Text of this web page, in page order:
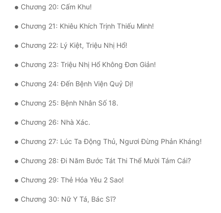
Tu Chân
Tu Tiên
Tội Phạm
Chương 20: Cấm Khu!
Chương 21: Khiêu Khích Trịnh Thiếu Minh!
Chương 22: Lý Kiệt, Triệu Nhị Hổ!
Chương 23: Triệu Nhị Hổ Không Đơn Giản!
Chương 24: Đến Bệnh Viện Quỷ Dị!
Chương 25: Bệnh Nhân Số 18.
Chương 26: Nhà Xác.
Chương 27: Lúc Ta Động Thủ, Ngươi Đừng Phản Kháng!
Chương 28: Đi Năm Bước Tát Thi Thể Mười Tám Cái?
Chương 29: Thẻ Hóa Yêu 2 Sao!
Chương 30: Nữ Y Tá, Bác Sĩ?